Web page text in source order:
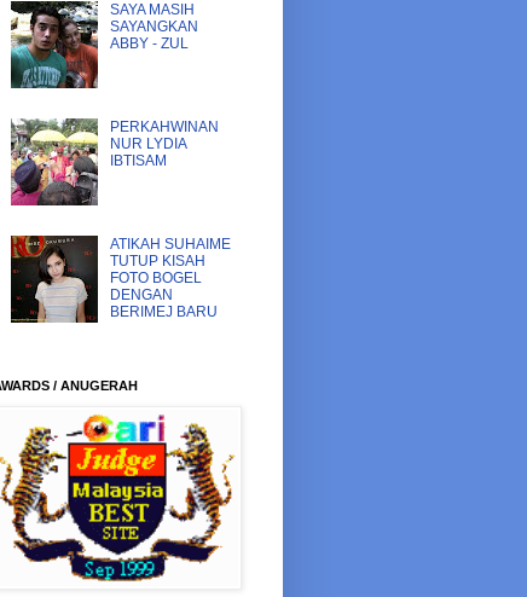
SAYA MASIH
SAYANGKAN
ABBY - ZUL
PERKAHWINAN
NUR LYDIA
IBTISAM
ATIKAH SUHAIME
TUTUP KISAH
FOTO BOGEL
DENGAN
BERIMEJ BARU
/ ANUGERAH